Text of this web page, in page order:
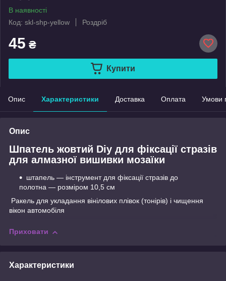
В наявності
Код: skl-shp-yellow
Роздріб
45 ₴
Купити
Опис Характеристики Доставка Оплата Умови
Опис
Шпатель жовтий Diy для фіксації стразів
для алмазної вишивки мозаїки
штапель — інструмент для фіксації стразів до
полотна — розміром 10,5 см
Ракель для укладання вінілових плівок (тонірів) і чищення
вікон автомобіля
Приховати
Характеристики